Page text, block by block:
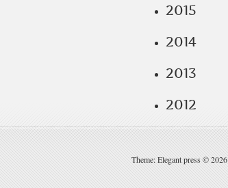
2015
2014
2013
2012
Theme: Elegant press © 2026